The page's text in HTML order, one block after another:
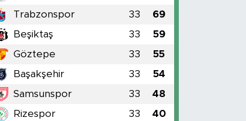
Trabzonspor 33 69
Beşiktaş 33 59
Göztepe 33 55
Başakşehir 33 54
Samsunspor 33 48
Rizespor 33 40